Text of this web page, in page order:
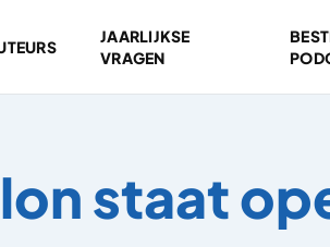
JAARLIJKSE
VRAGEN
staat